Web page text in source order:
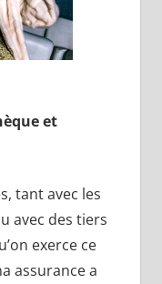
et
tant avec les
avec des tiers
exerce ce
assurance a